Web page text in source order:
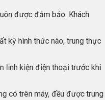
được đảm bảo. Khách
kỳ hình thức nào, trung thực
linh kiện điện thoại trước khi
có trên máy, đều được trung